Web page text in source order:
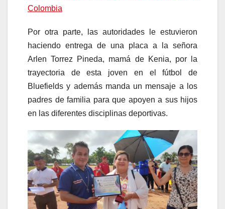
Colombia
Por otra parte, las autoridades le estuvieron
haciendo entrega de una placa a la señora
Arlen Torrez Pineda, mamá de Kenia, por la
trayectoria de esta joven en el fútbol de
Bluefields y además manda un mensaje a los
padres de familia para que apoyen a sus hijos
en las diferentes disciplinas deportivas.